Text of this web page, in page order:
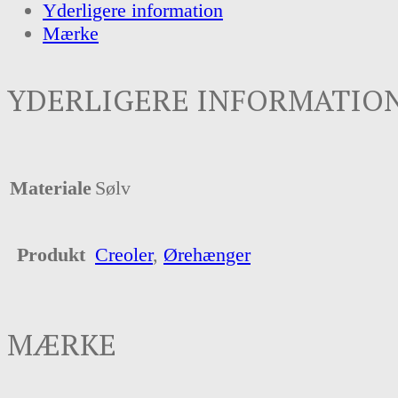
Yderligere information
Mærke
YDERLIGERE
Materiale Sølv
Produkt Creoler, Ørehænger
MÆRKE